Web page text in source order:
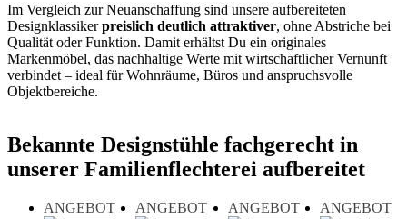
Im Vergleich zur Neuanschaffung sind unsere aufbereiteten
Designklassikerpreislich deutlich attraktiver, ohne Abstriche bei
Qualität oder Funktion. Damit erhältst Du ein originales
Markenmöbel, das nachhaltige Werte mit wirtschaftlicher Vernunft
verbindet – ideal für Wohnräume, Büros und anspruchsvolle
Objektbereiche.
Bekannte Designstühle fachgerecht in
unserer Familienflechterei aufbereitet
ANGEBOT ANGEBOT ANGEBOT ANGEBOT